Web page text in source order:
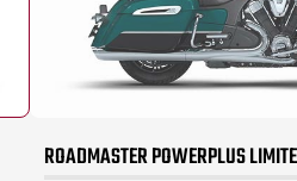
ROADMASTER POWERPLUS